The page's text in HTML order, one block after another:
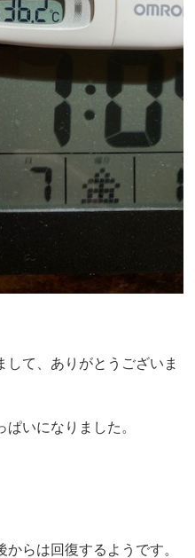
て、ありがとうございま
いになりました。
らは回復するようです。